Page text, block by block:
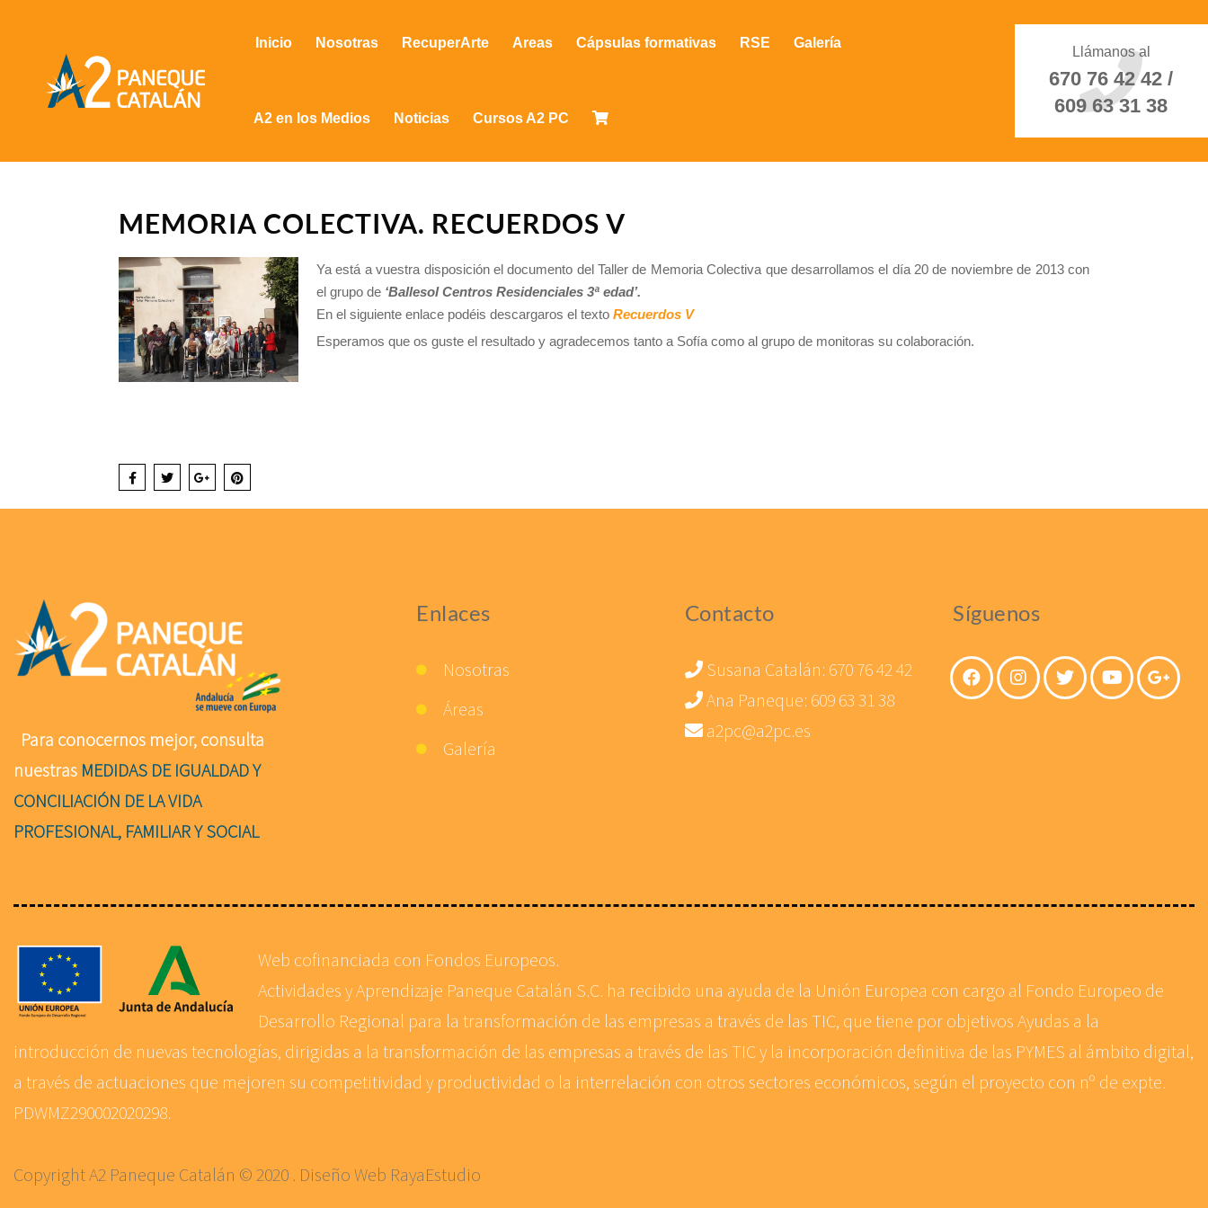
Inicio Nosotras RecuperArte Areas Cápsulas formativas RSE Galería
A2 en los Medios Noticias Cursos A2 PC
Llámanos al
670 76 42 42 /
609 63 31 38
MEMORIA COLECTIVA. RECUERDOS V
Ya está a vuestra disposición el documento del Taller de Memoria Colectiva que desarrollamos el día 20 de noviembre de 2013 con
el grupo de ‘Ballesol Centros Residenciales 3ª edad’.
En el siguiente enlace podéis descargaros el texto Recuerdos V
Esperamos que os guste el resultado y agradecemos tanto a Sofía como al grupo de monitoras su colaboración.
Para conocernos mejor, consulta
nuestras MEDIDAS DE IGUALDAD Y
CONCILIACIÓN DE LA VIDA
PROFESIONAL, FAMILIAR Y SOCIAL
Enlaces
Nosotras
Áreas
Galería
Contacto
Susana Catalán: 670 76 42 42
Ana Paneque: 609 63 31 38
a2pc@a2pc.es
Síguenos
Web cofinanciada con Fondos Europeos.
Actividades y Aprendizaje Paneque Catalán S.C. ha recibido una ayuda de la Unión Europea con cargo al Fondo Europeo de
Desarrollo Regional para la transformación de las empresas a través de las TIC, que tiene por objetivos Ayudas a la
introducción de nuevas tecnologías, dirigidas a la transformación de las empresas a través de las TIC y la incorporación definitiva de las PYMES al ámbito digital,
a través de actuaciones que mejoren su competitividad y productividad o la interrelación con otros sectores económicos, según el proyecto con nº de expte.
PDWMZ290002020298.
Copyright A2 Paneque Catalán © 2020 . Diseño Web RayaEstudio